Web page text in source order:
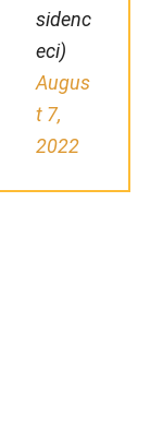
sidenc
eci)
Augus
t 7,
2022